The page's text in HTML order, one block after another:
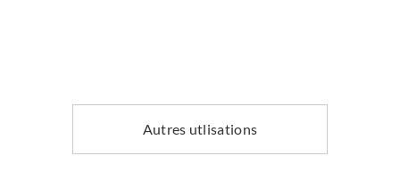
Autres utlisations